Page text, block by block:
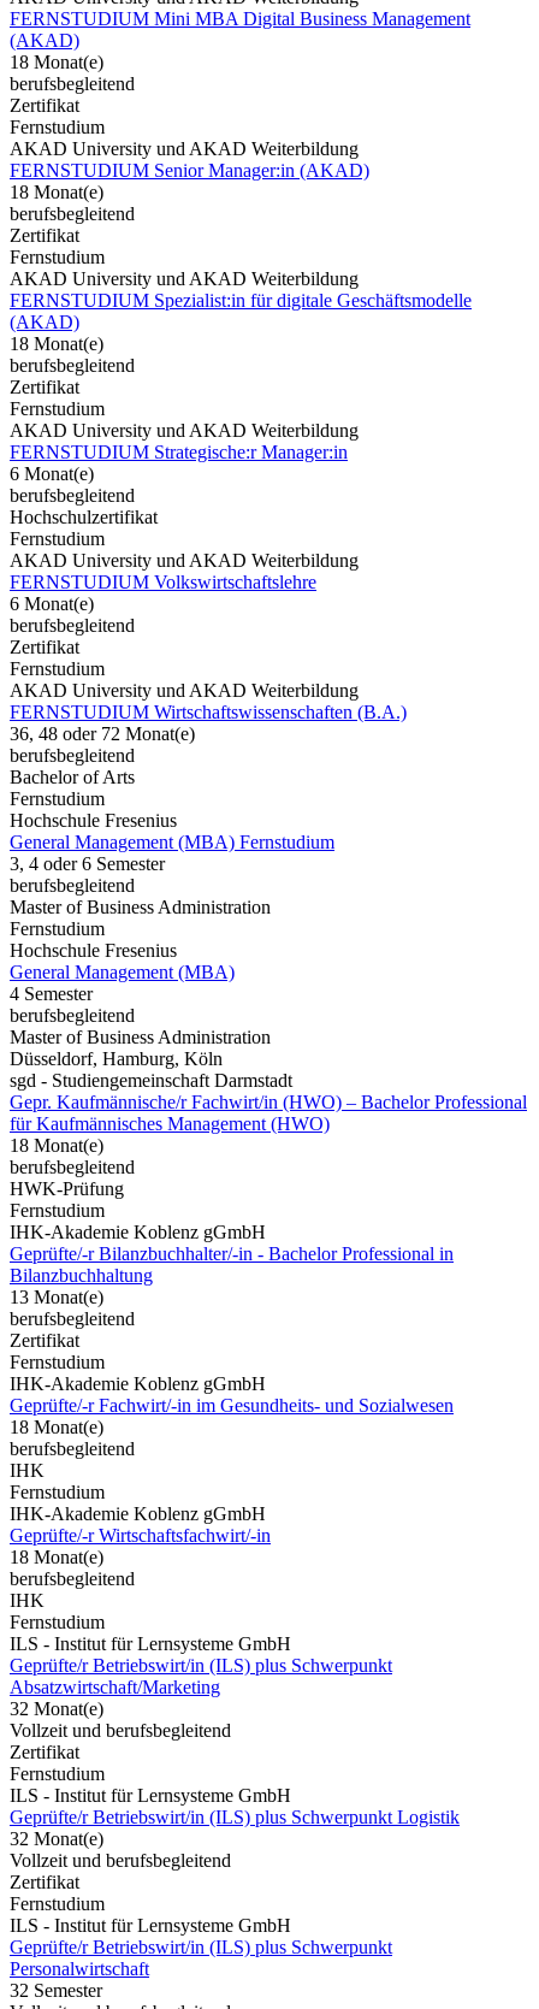
FERNSTUDIUM Mini MBA Digital Business Management
(AKAD)
18 Monat(e)
berufsbegleitend
Zertifikat
Fernstudium
AKAD University und AKAD Weiterbildung
FERNSTUDIUM Senior Manager:in (AKAD)
18 Monat(e)
berufsbegleitend
Zertifikat
Fernstudium
AKAD University und AKAD Weiterbildung
FERNSTUDIUM Spezialist:in für digitale Geschäftsmodelle
(AKAD)
18 Monat(e)
berufsbegleitend
Zertifikat
Fernstudium
AKAD University und AKAD Weiterbildung
FERNSTUDIUM Strategische:r Manager:in
6 Monat(e)
berufsbegleitend
Hochschulzertifikat
Fernstudium
AKAD University und AKAD Weiterbildung
FERNSTUDIUM Volkswirtschaftslehre
6 Monat(e)
berufsbegleitend
Zertifikat
Fernstudium
AKAD University und AKAD Weiterbildung
FERNSTUDIUM Wirtschaftswissenschaften (B.A.)
36, 48 oder 72 Monat(e)
berufsbegleitend
Bachelor of Arts
Fernstudium
Hochschule Fresenius
General Management (MBA) Fernstudium
3, 4 oder 6 Semester
berufsbegleitend
Master of Business Administration
Fernstudium
Hochschule Fresenius
General Management (MBA)
4 Semester
berufsbegleitend
Master of Business Administration
Düsseldorf, Hamburg, Köln
sgd - Studiengemeinschaft Darmstadt
Gepr. Kaufmännische/r Fachwirt/in (HWO) – Bachelor Professional
für Kaufmännisches Management (HWO)
18 Monat(e)
berufsbegleitend
HWK-Prüfung
Fernstudium
IHK-Akademie Koblenz gGmbH
Geprüfte/-r Bilanzbuchhalter/-in - Bachelor Professional in
Bilanzbuchhaltung
13 Monat(e)
berufsbegleitend
Zertifikat
Fernstudium
IHK-Akademie Koblenz gGmbH
Geprüfte/-r Fachwirt/-in im Gesundheits- und Sozialwesen
18 Monat(e)
berufsbegleitend
IHK
Fernstudium
IHK-Akademie Koblenz gGmbH
Geprüfte/-r Wirtschaftsfachwirt/-in
18 Monat(e)
berufsbegleitend
IHK
Fernstudium
ILS - Institut für Lernsysteme GmbH
Geprüfte/r Betriebswirt/in (ILS) plus Schwerpunkt
Absatzwirtschaft/Marketing
32 Monat(e)
Vollzeit und berufsbegleitend
Zertifikat
Fernstudium
ILS - Institut für Lernsysteme GmbH
Geprüfte/r Betriebswirt/in (ILS) plus Schwerpunkt Logistik
32 Monat(e)
Vollzeit und berufsbegleitend
Zertifikat
Fernstudium
ILS - Institut für Lernsysteme GmbH
Geprüfte/r Betriebswirt/in (ILS) plus Schwerpunkt
Personalwirtschaft
32 Semester